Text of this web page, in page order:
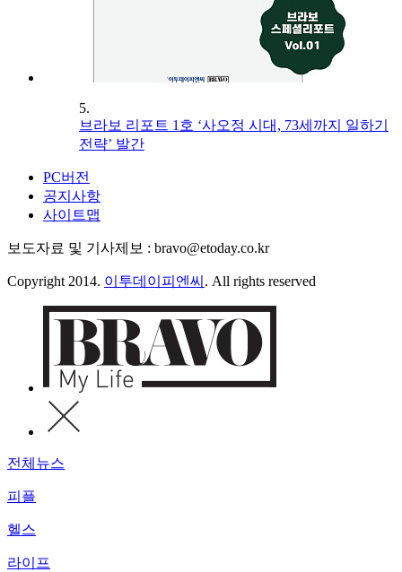
5.
브라보 리포트 1호 ‘사오정 시대, 73세까지 일하기
전략’ 발간
PC버전
공지사항
사이트맵
보도자료 및 기사제보 : bravo@etoday.co.kr
Copyright 2014. 이투데이피엔씨 . All rights reserved
전체뉴스
피플
헬스
라이프